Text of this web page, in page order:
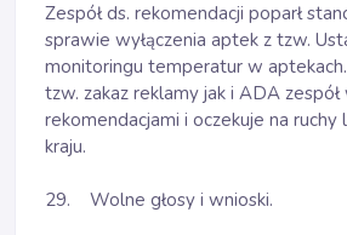
Zespół ds. rekomendacji poparł
sprawie wyłączenia aptek z tzw.
monitoringu temperatur w
tzw. zakaz reklamy jak i ADA zespół
rekomendacjami i oczekuje na ruchy
kraju.
29. Wolne głosy i wnioski.